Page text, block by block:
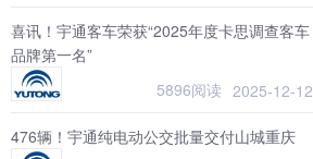
喜讯！宇通客车荣获“2025年度卡思调查客车
品牌第一名”
5896阅读 2025-12-12
476辆！宇通纯电动公交批量交付山城重庆